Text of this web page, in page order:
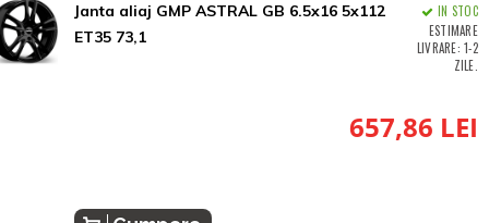
Janta aliaj GMP ASTRAL GB 6.5x16 5x112
ET35 73,1
IN STOC
ESTIMARE
LIVRARE: 1-2
ZILE.
657,86 LEI